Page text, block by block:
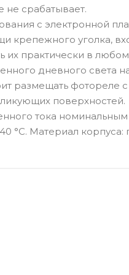
срабатывает.
с электронной
крепежного уголка,
их практически в
дневного света
размещать фотореле
поверхностей.
тока
°С. Материал корпуса: